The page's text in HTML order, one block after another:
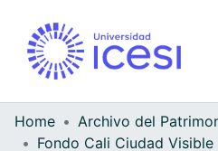
Home
Fondo Cali Ciudad Visible